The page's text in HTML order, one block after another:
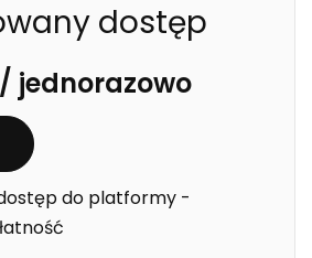
dostęp
jednorazowo
do platformy -